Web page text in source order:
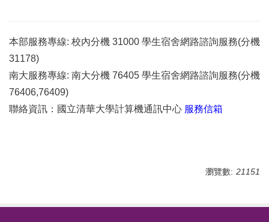
本部服務專線: 校內分機 31000 學生宿舍網路諮詢服務(分機
31178)
南大服務專線: 南大分機 76405 學生宿舍網路諮詢服務(分機
76406,76409)
聯絡資訊：國立清華大學計算機通訊中心 服務信箱
瀏覽數: 21151